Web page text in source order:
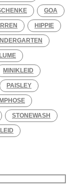
GOA
HIPPIE
MINIKLEID
PAISLEY
STONEWASH